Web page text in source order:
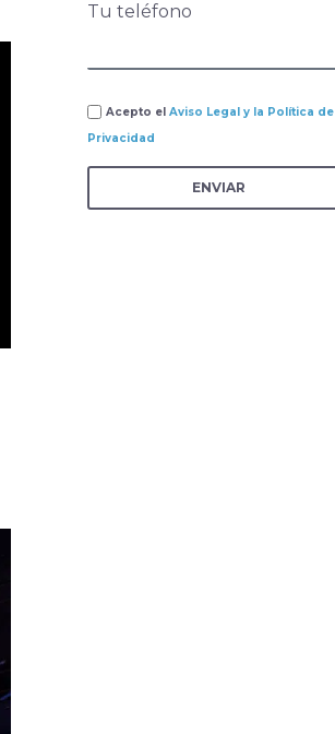
Tu teléfono
Acepto el Aviso Legal y la Política de
Privacidad
ENVIAR